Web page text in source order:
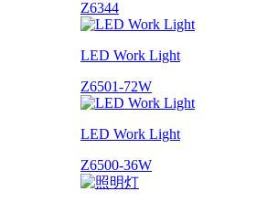
Z6344
LED Work Light
Z6501-72W
LED Work Light
Z6500-36W